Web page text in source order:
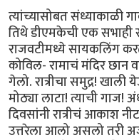
त्यांच्यासोबत संध्याकाळी
तिथे डीएमकेची एक
राजवटीमध्ये सायकलिंग
कोविल- रामाचं मंदिर छान
गेलो. रात्रीचा समुद्र!
मोठ्या लाटा! त्याची गाज!
दिवसांनी रात्रीचं आकाश
उत्तरेला आलो असलो तरी